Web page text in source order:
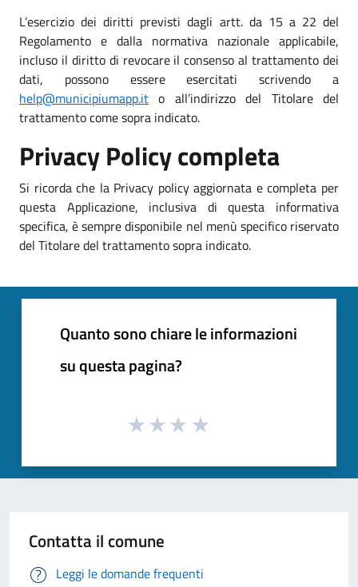
L’esercizio dei diritti previsti dagli artt. da 15 a 22 del
Regolamento e dalla normativa nazionale applicabile,
incluso il diritto di revocare il consenso al trattamento dei
dati, possono essere esercitati scrivendo a
help@municipiumapp.it o all’indirizzo del Titolare del
trattamento come sopra indicato.
Privacy Policy completa
Si ricorda che la Privacy policy aggiornata e completa per
questa Applicazione, inclusiva di questa informativa
specifica, è sempre disponibile nel menù specifico riservato
del Titolare del trattamento sopra indicato.
Quanto sono chiare le informazioni
su questa pagina?
Contatta il comune
Leggi le domande frequenti